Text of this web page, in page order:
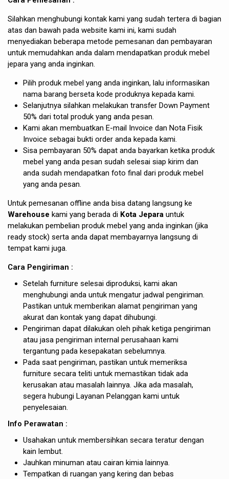
Silahkan menghubungi kontak kami yang sudah tertera di bagian
atas dan bawah pada website kami ini, kami sudah
menyediakan beberapa metode pemesanan dan pembayaran
untuk memudahkan anda dalam mendapatkan produk mebel
jepara yang anda inginkan.
Pilih produk mebel yang anda inginkan, lalu informasikan
nama barang berseta kode produknya kepada kami.
Selanjutnya silahkan melakukan transfer Down Payment
50% dari total produk yang anda pesan.
Kami akan membuatkan E-mail Invoice dan Nota Fisik
Invoice sebagai bukti order anda kepada kami.
Sisa pembayaran 50% dapat anda bayarkan ketika produk
mebel yang anda pesan sudah selesai siap kirim dan
anda sudah mendapatkan foto final dari produk mebel
yang anda pesan.
Untuk pemesanan offline anda bisa datang langsung ke
Warehouse kami yang berada di Kota Jepara untuk
melakukan pembelian produk mebel yang anda inginkan (jika
ready stock) serta anda dapat membayarnya langsung di
tempat kami juga.
Cara Pengiriman :
Setelah furniture selesai diproduksi, kami akan
menghubungi anda untuk mengatur jadwal pengiriman.
Pastikan untuk memberikan alamat pengiriman yang
akurat dan kontak yang dapat dihubungi.
Pengiriman dapat dilakukan oleh pihak ketiga pengiriman
atau jasa pengiriman internal perusahaan kami
tergantung pada kesepakatan sebelumnya.
Pada saat pengiriman, pastikan untuk memeriksa
furniture secara teliti untuk memastikan tidak ada
kerusakan atau masalah lainnya. Jika ada masalah,
segera hubungi Layanan Pelanggan kami untuk
penyelesaian.
Info Perawatan :
Usahakan untuk membersihkan secara teratur dengan
kain lembut.
Jauhkan minuman atau cairan kimia lainnya.
Tempatkan di ruangan yang kering dan bebas